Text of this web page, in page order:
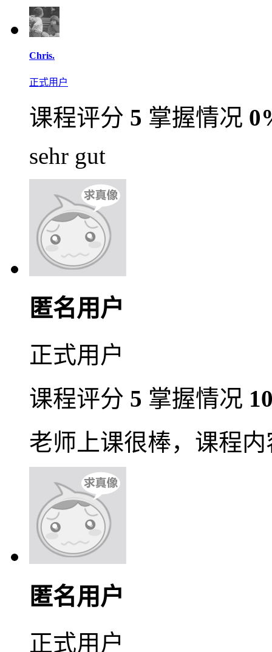
Chris.
正式用户
课程评分 5 掌握情况
sehr gut
匿名用户
正式用户
课程评分 5 掌握情况
老师上课很棒，课程
匿名用户
正式用户